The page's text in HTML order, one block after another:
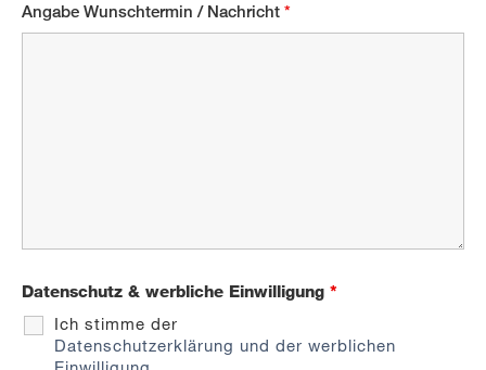
Angabe Wunschtermin / Nachricht *
Datenschutz & werbliche Einwilligung *
Ich stimme der
Datenschutzerklärung und der werblichen